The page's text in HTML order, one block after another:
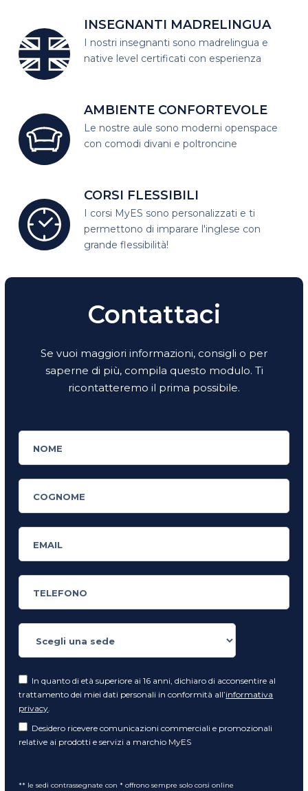
INSEGNANTI MADRELINGUA
I nostri insegnanti sono madrelingua e
native level certificati con esperienza
AMBIENTE CONFORTEVOLE
Le nostre aule sono moderni openspace
con comodi divani e poltroncine
CORSI FLESSIBILI
I corsi MyES sono personalizzati eti
permettono di imparare l'inglese con
grande flessibilità!
Contattaci
Se vuoi maggiori informazioni, consigli o per
saperne di più, compila questo modulo. Ti
ricontatteremo il prima possibile.
In quanto di età superiore ai 16 anni, dichiaro di acconsentire al
trattamento dei miei dati personali in conformità all’informativa
privacy
Desidero ricevere comunicazioni commerciali e promozionali
relative ai prodotti e servizi a marchio MyES
** le sedi contrassegnate con * offrono sempre solo corsi online